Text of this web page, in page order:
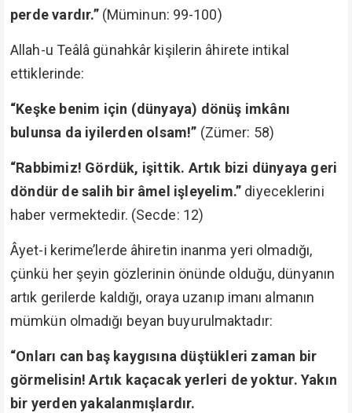
perde vardır.”(Müminun: 99-100)
Allah-u Teâlâ günahkâr kişilerin âhirete intikal
ettiklerinde:
“Keşke benim için (dünyaya) dönüş imkânı
bulunsa da iyilerden olsam!” (Zümer: 58)
“Rabbimiz! Gördük, işittik. Artık bizi dünyaya geri
döndür de salih bir âmel işleyelim.” diyeceklerini
haber vermektedir. (Secde: 12)
Âyet-i kerime’lerde âhiretin inanma yeri olmadığı,
çünkü her şeyin gözlerinin önünde olduğu, dünyanın
artık gerilerde kaldığı, oraya uzanıp imanı almanın
mümkün olmadığı beyan buyurulmaktadır:
“Onları can baş kaygısına düştükleri zaman bir
görmelisin! Artık kaçacak yerleri de yoktur. Yakın
bir yerden yakalanmışlardır.